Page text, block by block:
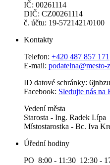
IČ: 00261114
DIČ: CZ00261114
č. účtu: 19-5721421/0100
Kontakty
Telefon: +420 487 857 171
E-mail: podatelna@mesto-
ID datové schránky:
Facebook: Sledujte nás na
Vedení města
Starosta - Ing. Radek Lípa
Místostarostka - Bc. Iva
Úřední hodiny
PO 8:00 - 11:30 12:30 -